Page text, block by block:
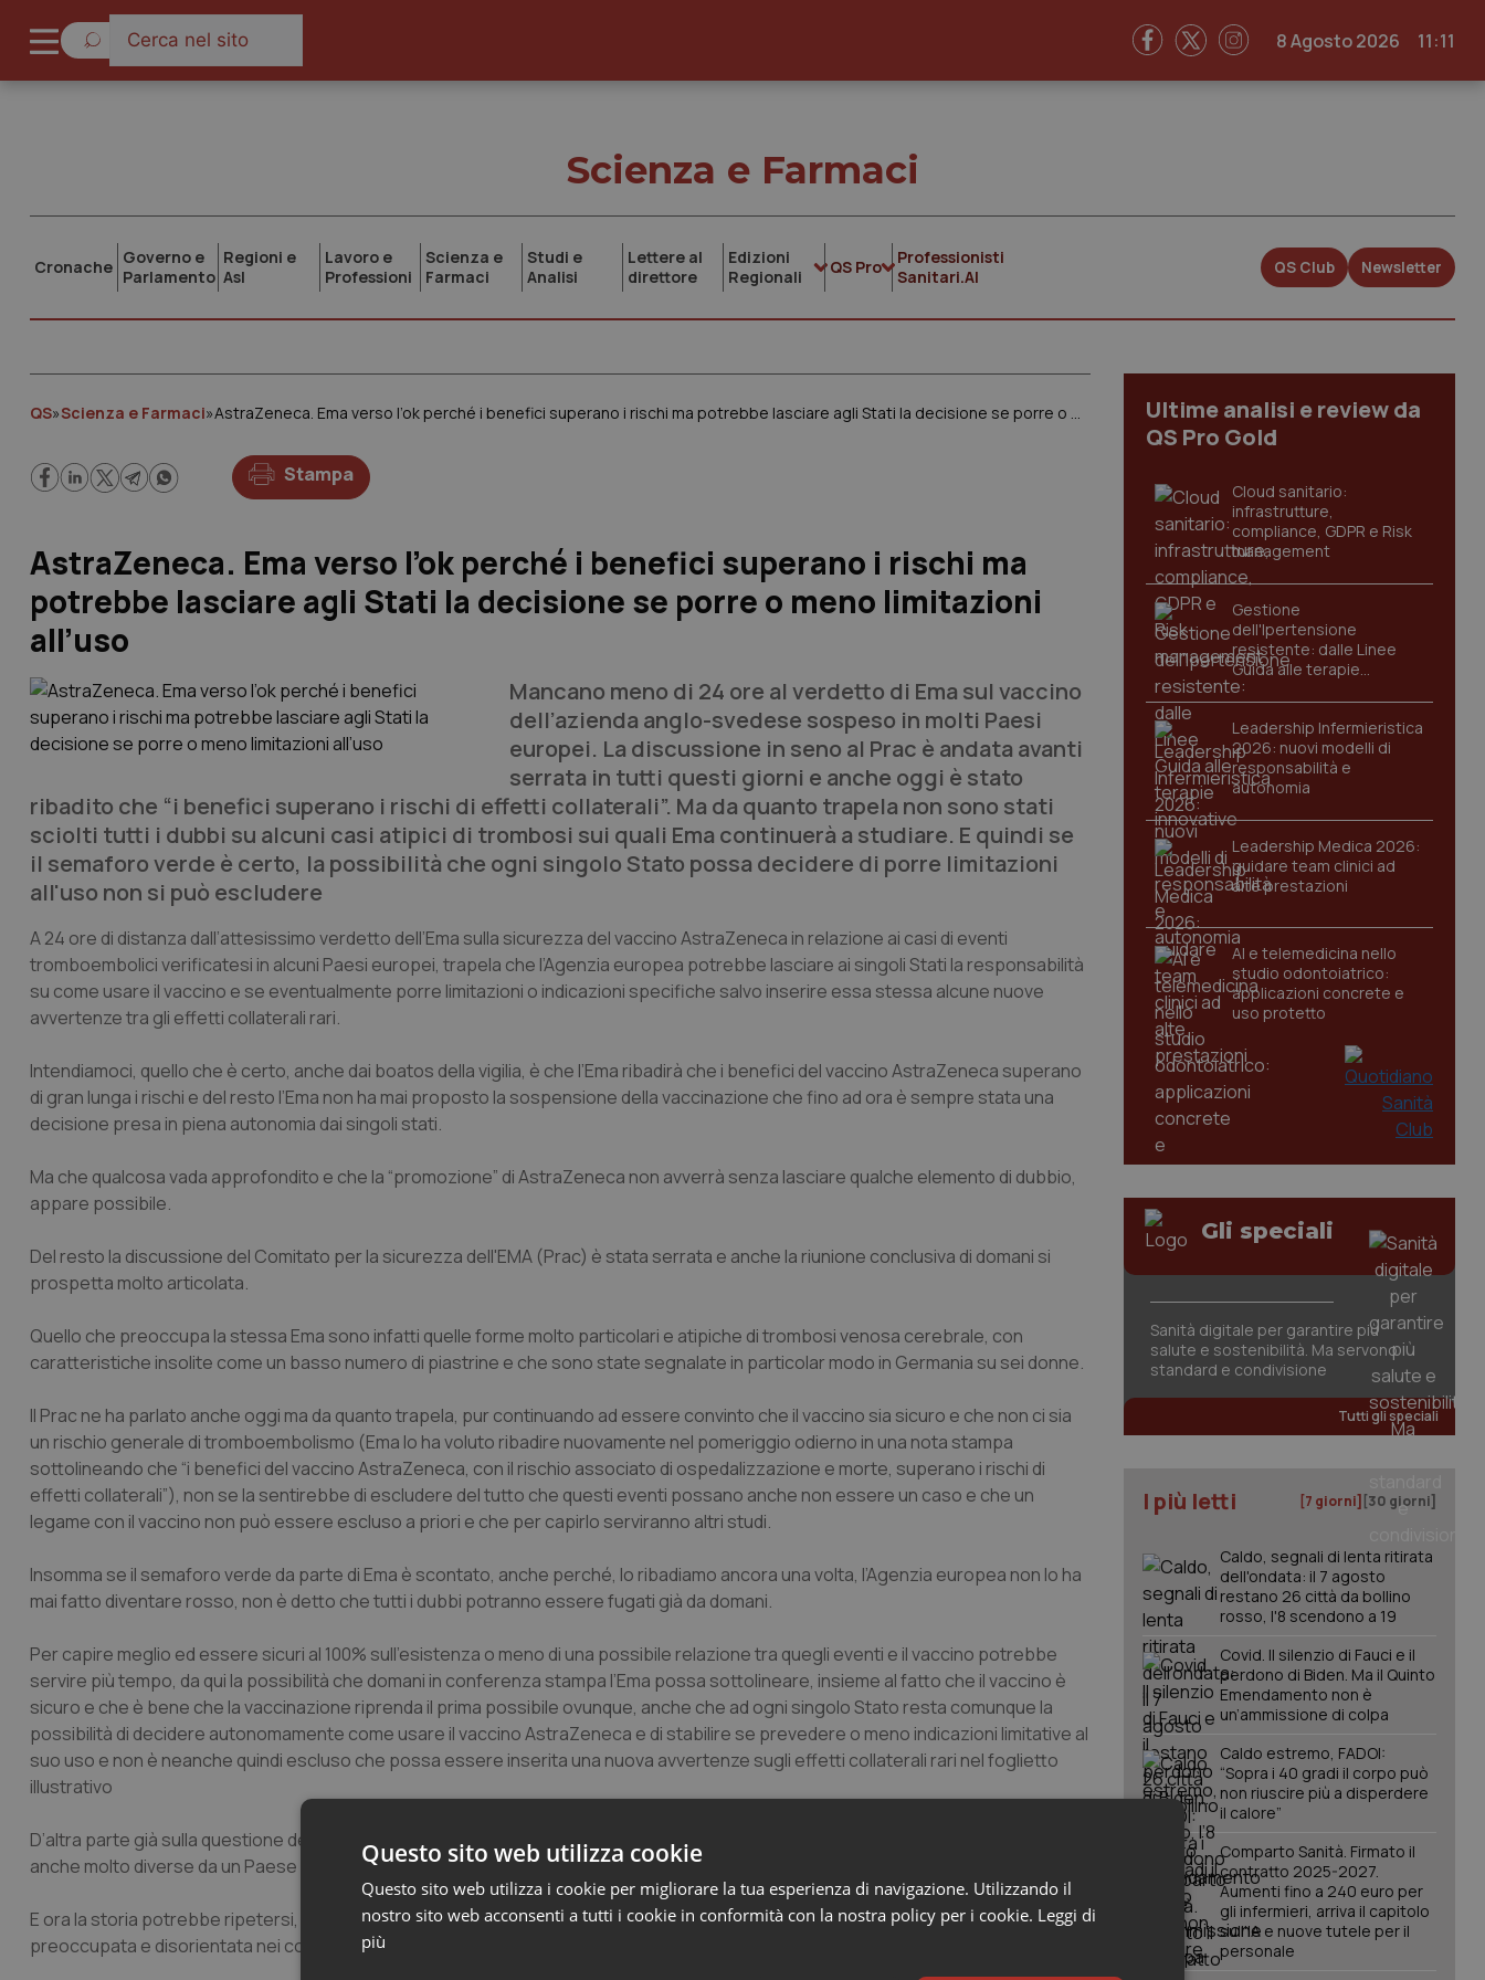
8 Agosto 2026 11:11
Scienza e Farmaci
Cronache Governo e
Parlamento
Regioni e
Asl
Lavoro e
Professioni
Scienza e
Farmaci
Studi e
Analisi
Lettere al
direttore
Edizioni
Regionali
QS Pro
Professionisti
Sanitari.AI
QS Club Newsletter
QS»Scienza e Farmaci» AstraZeneca. Ema verso l’ok perché i benefici superano i rischi ma potrebbe lasciare agli Stati la decisione se porre o meno limitazioni all’uso
Stampa
AstraZeneca. Ema verso l’ok perché i benefici superano i rischi ma
potrebbe lasciare agli Stati la decisione se porre o meno limitazioni
all’uso
Mancano meno di 24 ore al verdetto di Ema sul vaccino
dell’azienda anglo-svedese sospeso in molti Paesi
europei. La discussione in seno al Prac è andata avanti
serrata in tutti questi giorni e anche oggi è stato
ribadito che “i benefici superano i rischi di effetti collaterali”. Ma da quanto trapela non sono stati
sciolti tutti i dubbi su alcuni casi atipici di trombosi sui quali Ema continuerà a studiare. E quindi se
il semaforo verde è certo, la possibilità che ogni singolo Stato possa decidere di porre limitazioni
all'uso non si può escludere
A 24 ore di distanza dall’attesissimo verdetto dell’Ema sulla sicurezza del vaccino AstraZeneca in relazione ai casi di eventi
tromboembolici verificatesi in alcuni Paesi europei, trapela che l’Agenzia europea potrebbe lasciare ai singoli Stati la responsabilità
su come usare il vaccino e se eventualmente porre limitazioni o indicazioni specifiche salvo inserire essa stessa alcune nuove
avvertenze tra gli effetti collaterali rari.
Intendiamoci, quello che è certo, anche dai boatos della vigilia, è che l’Ema ribadirà che i benefici del vaccino AstraZeneca superano
di gran lunga i rischi e del resto l’Ema non ha mai proposto la sospensione della vaccinazione che fino ad ora è sempre stata una
decisione presa in piena autonomia dai singoli stati.
Ma che qualcosa vada approfondito e che la “promozione” di AstraZeneca non avverrà senza lasciare qualche elemento di dubbio,
appare possibile.
Del resto la discussione del Comitato per la sicurezza dell'EMA (Prac) è stata serrata e anche la riunione conclusiva di domani si
prospetta molto articolata.
Quello che preoccupa la stessa Ema sono infatti quelle forme molto particolari e atipiche di trombosi venosa cerebrale, con
caratteristiche insolite come un basso numero di piastrine e che sono state segnalate in particolar modo in Germania su sei donne.
Il Prac ne ha parlato anche oggi ma da quanto trapela, pur continuando ad essere convinto che il vaccino sia sicuro e che non ci sia
un rischio generale di tromboembolismo (Ema lo ha voluto ribadire nuovamente nel pomeriggio odierno in una nota stampa
sottolineando che “i benefici del vaccino AstraZeneca, con il rischio associato di ospedalizzazione e morte, superano i rischi di
effetti collaterali”), non se la sentirebbe di escludere del tutto che questi eventi possano anche non essere un caso e che un
legame con il vaccino non può essere escluso a priori e che per capirlo serviranno altri studi.
Insomma se il semaforo verde da parte di Ema è scontato, anche perché, lo ribadiamo ancora una volta, l’Agenzia europea non lo ha
mai fatto diventare rosso, non è detto che tutti i dubbi potranno essere fugati già da domani.
Per capire meglio ed essere sicuri al 100% sull’esistenza o meno di una possibile relazione tra quegli eventi e il vaccino potrebbe
servire più tempo, da qui la possibilità che domani in conferenza stampa l’Ema possa sottolineare, insieme al fatto che il vaccino è
sicuro e che è bene che la vaccinazione riprenda il prima possibile ovunque, anche che ad ogni singolo Stato resta comunque la
possibilità di decidere autonomamente come usare il vaccino AstraZeneca e di stabilire se prevedere o meno indicazioni limitative al
suo uso e non è neanche quindi escluso che possa essere inserita una nuova avvertenze sugli effetti collaterali rari nel foglietto
illustrativo
D’altra parte già sulla questione dell’età ottimale per il suo utilizzo l’Europa non ha scelto da subito una via comune con indicazioni
anche molto diverse da un Paese all’altro.
E ora la storia potrebbe ripetersi, con la differenza che qualsiasi decisione in merito dovrà fare i conti con un’opinione pubblica molto
preoccupata e disorientata nei confronti di questo vaccino.
Ultime analisi e review da
QS Pro Gold
Cloud sanitario:
infrastrutture,
compliance, GDPR e Risk
management
Gestione
dell'Ipertensione
resistente: dalle Linee
Guida alle terapie
innovative
Leadership Infermieristica
2026: nuovi modelli di
responsabilità e
autonomia
Leadership Medica 2026:
guidare team clinici ad
alte prestazioni
AI e telemedicina nello
studio odontoiatrico:
applicazioni concrete e
uso protetto
Gli speciali
Sanità digitale per garantire più
salute e sostenibilità. Ma servono
standard e condivisione
Tutti gli speciali
I più letti [7 giorni] [30 giorni]
Caldo, segnali di lenta ritirata
dell'ondata: il 7 agosto
restano 26 città da bollino
rosso, l'8 scendono a 19
Covid. Il silenzio di Fauci e il
perdono di Biden. Ma il Quinto
Emendamento non è
un’ammissione di colpa
Caldo estremo, FADOI:
“Sopra i 40 gradi il corpo può
non riuscire più a disperdere
il calore”
Comparto Sanità. Firmato il
contratto 2025-2027.
Aumenti fino a 240 euro per
gli infermieri, arriva il capitolo
sull'IA e nuove tutele per il
personale
Questo sito web utilizza cookie
Questo sito web utilizza i cookie per migliorare la tua esperienza di navigazione. Utilizzando il
nostro sito web acconsenti a tutti i cookie in conformità con la nostra policy per i cookie. Leggi di
più